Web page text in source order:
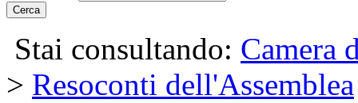
Cerca
Stai consultando: Camera
> Resoconti dell'Assemblea